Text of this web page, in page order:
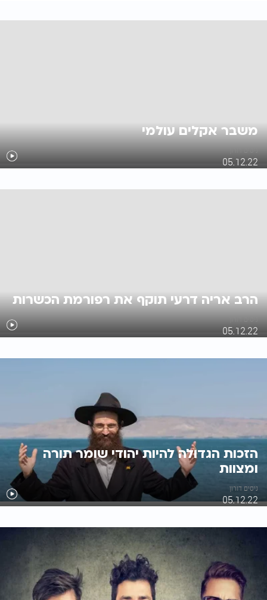
משבר אקלים עולמי
05.12.22
הרב אריה דרעי תוקף את רפורמת הכשרות
05.12.22
הזכות הגדולה להיות יהודי שומר תורה
ומצוות
ניסים דורון
05.12.22